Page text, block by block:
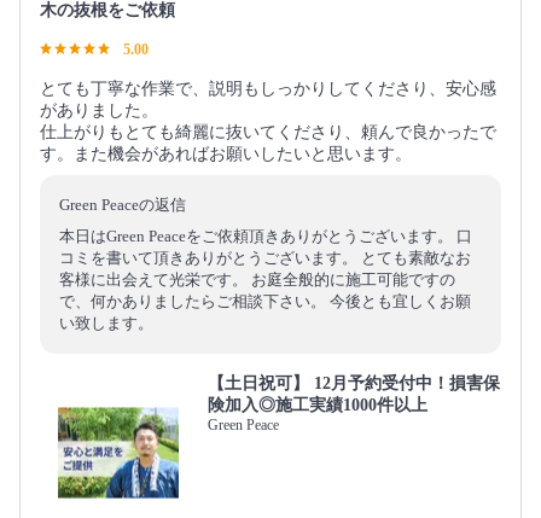
木の抜根をご依頼
5.00
とても丁寧な作業で、説明もしっかりしてくださり、安心感
がありました。
仕上がりもとても綺麗に抜いてくださり、頼んで良かったで
す。また機会があればお願いしたいと思います。
Green Peaceの返信
本日はGreen Peaceをご依頼頂きありがとうございます。 口
コミを書いて頂きありがとうございます。 とても素敵なお
客様に出会えて光栄です。 お庭全般的に施工可能ですの
で、何かありましたらご相談下さい。 今後とも宜しくお願
い致します。
【土日祝可】 12月予約受付中！損害保
険加入◎施工実績1000件以上
Green Peace